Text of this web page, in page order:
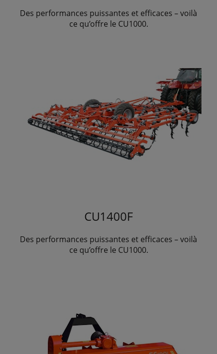
Des performances puissantes et efficaces – voilà
ce qu’offre le CU1000.
CU1400F
Des performances puissantes et efficaces – voilà
ce qu’offre le CU1000.